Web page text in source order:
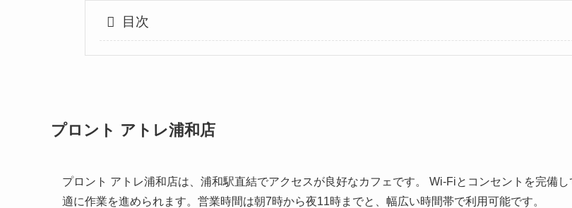
目次
プロント アトレ浦和店
プロント アトレ浦和店は、浦和駅直結でアクセスが良好なカフェです。 Wi-Fiとコンセントを完備
適に作業を進められます。営業時間は朝7時から夜11時までと、幅広い時間帯で利用可能です。